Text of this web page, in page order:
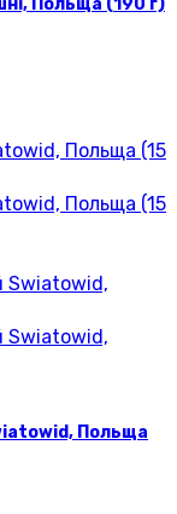
Польща (190 г)
Польща